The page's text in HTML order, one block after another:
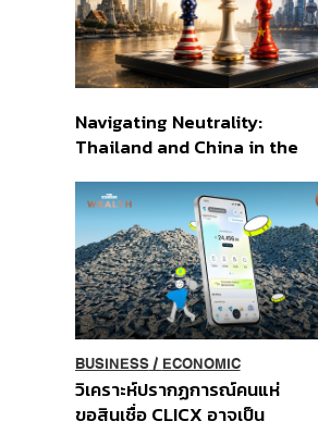
Navigating Neutrality:
Thailand and China in the
Order
BUSINESS/ ECONOMIC
วิเคราะห์ปรากฏการณ์คนแห่
ขอสินเชื่อ CLICX อาจเป็น